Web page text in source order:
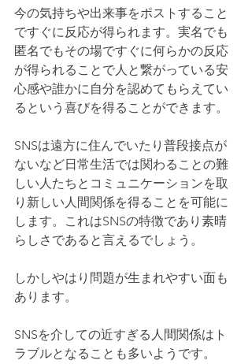
今の気持ちや出来事をポストすること
ですぐに反応が得られます。実名でも
匿名でもその場ですぐに何らかの反応
が得られることで人と繋がっている安
心感や誰かに自分を認めてもらえてい
るという喜びを得ることができます。
SNSは遠方に住んでいたり普段接点が
ないなど日常生活では関わることの難
しい人たちとコミュニケーションを取
り新しい人間関係を得ることを可能に
します。これはSNSの特徴であり素晴
らしさであると言えるでしょう。
しかしやはり問題が生まれやすい面も
あります。
SNSを介しての近すぎる人間関係はト
ラブルとなることも多いようです。